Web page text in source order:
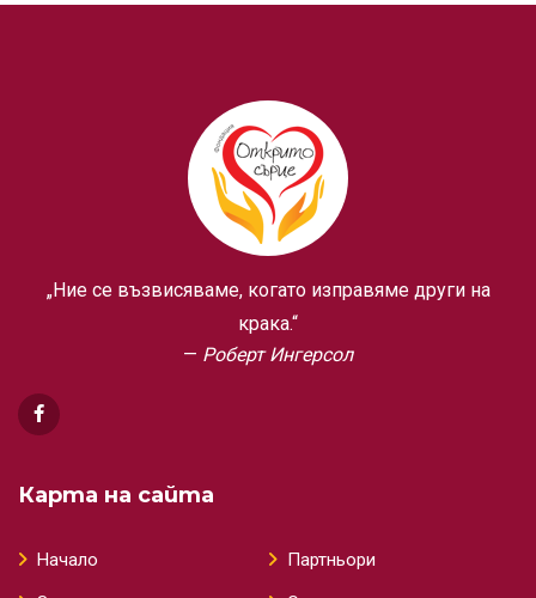
„Ние се възвисяваме, когато изправяме други на
крака.“
Роберт Ингерсол
Карта на сайта
Начало
Партньори